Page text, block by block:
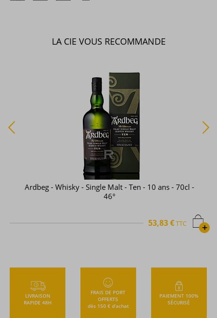
LA CIE VOUS RECOMMANDE
Ardbeg - Whisky - Single Malt - Ten - 10 ans - 70cl -
46°
+
53,83 €TTC
LIVRAISON
RAPIDE 48H
FRAIS DE PORT
OFFERTS
dès 150 € d’achat
PAIEMENT 100%
SÉCURISÉ